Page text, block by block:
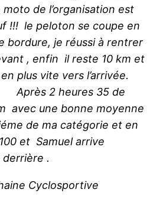
de l’organisation est
!!! le peloton se coupe en
bordure, je réussi à rentrer
, enfin il reste 10 km et
plus vite vers l’arrivée.
35 de
avec une bonne moyenne
de ma catégorie et en
et Samuel arrive
derrière .
Cyclosportive